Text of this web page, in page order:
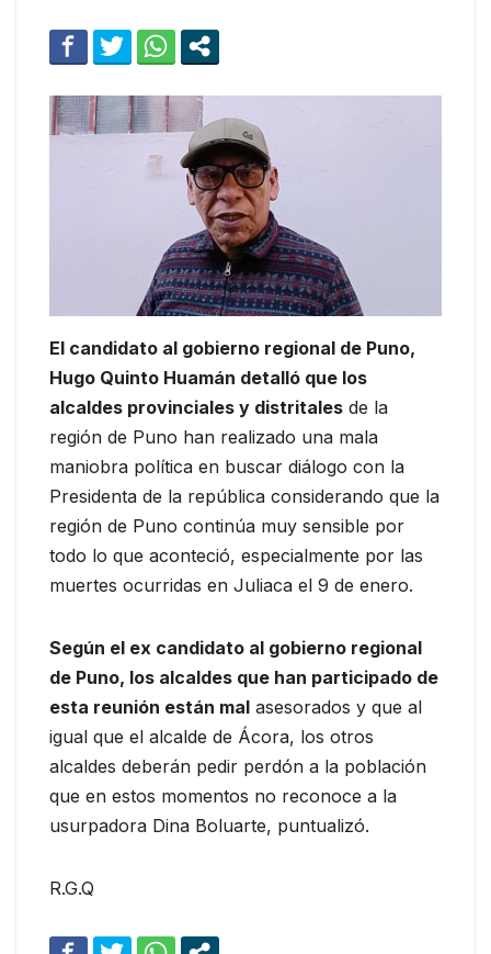
El candidato al gobierno regional de Puno,
Hugo Quinto Huamán detalló que los
alcaldes provinciales y distritales de la
región de Puno han realizado una mala
maniobra política en buscar diálogo con la
Presidenta de la república considerando que la
región de Puno continúa muy sensible por
todo lo que aconteció, especialmente por las
muertes ocurridas en Juliaca el 9 de enero.
Según el ex candidato al gobierno regional
de Puno, los alcaldes que han participado de
esta reunión están mal asesorados y que al
igual que el alcalde de Ácora, los otros
alcaldes deberán pedir perdón a la población
que en estos momentos no reconoce a la
usurpadora Dina Boluarte, puntualizó.
R.G.Q